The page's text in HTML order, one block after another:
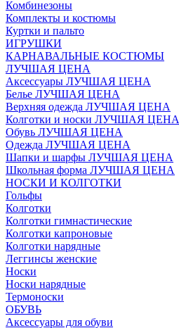
Комбинезоны
Комплекты и костюмы
Куртки и пальто
ИГРУШКИ
КАРНАВАЛЬНЫЕ КОСТЮМЫ
ЛУЧШАЯ ЦЕНА
Аксессуары ЛУЧШАЯ ЦЕНА
Белье ЛУЧШАЯ ЦЕНА
Верхняя одежда ЛУЧШАЯ ЦЕНА
Колготки и носки ЛУЧШАЯ ЦЕНА
Обувь ЛУЧШАЯ ЦЕНА
Одежда ЛУЧШАЯ ЦЕНА
Шапки и шарфы ЛУЧШАЯ ЦЕНА
Школьная форма ЛУЧШАЯ ЦЕНА
НОСКИ И КОЛГОТКИ
Гольфы
Колготки
Колготки гимнастические
Колготки капроновые
Колготки нарядные
Леггинсы женские
Носки
Носки нарядные
Термоноски
ОБУВЬ
Аксессуары для обуви